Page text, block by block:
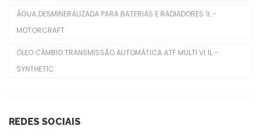
Sensor De Óleo
Sensor De Temperatura
Sensores TPMS
Tensor Do Distribuidor
ÁGUA DESMINERALIZADA PARA BATERIAS E RADIADORES 1L -
MOTORCRAFT
ÓLEO CÂMBIO TRANSMISSÃO AUTOMÁTICA ATF MULTI VI 1L -
SYNTHETIC
REDES SOCIAIS